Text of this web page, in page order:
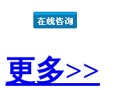
更多>>